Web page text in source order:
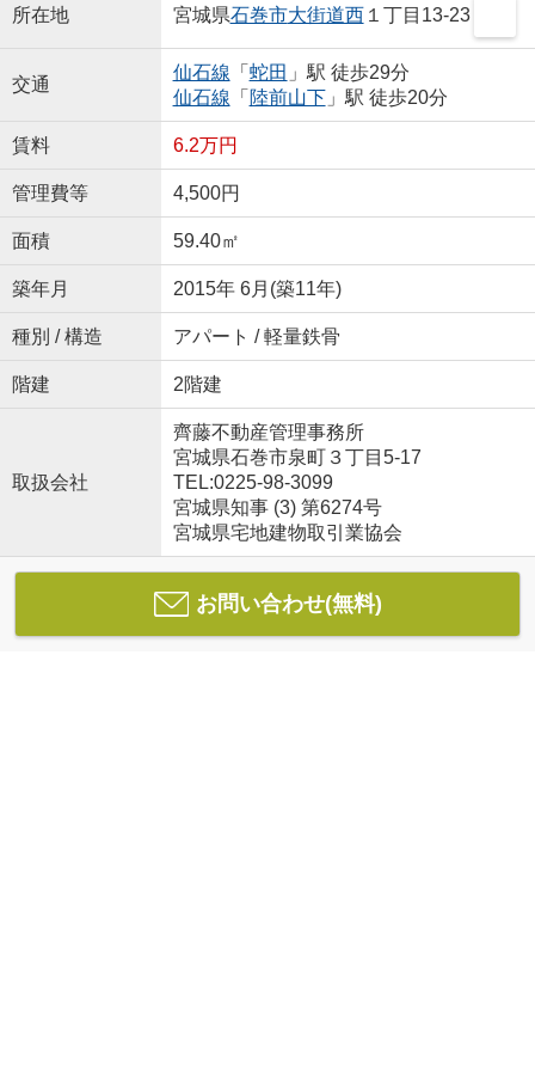
所在地 宮城県石巻市大街道西１丁目13-23
交通
仙石線 「 蛇田 」駅 徒歩29分
仙石線 「 陸前山下」駅 徒歩20分
賃料 6.2万円
管理費等 4,500円
面積 59.40㎡
築年月 2015年 6月(築11年)
種別 / 構造 アパート / 軽量鉄骨
階建 2階建
取扱会社
齊藤不動産管理事務所
宮城県石巻市泉町３丁目5-17
TEL:0225-98-3099
宮城県知事 (3) 第6274号
宮城県宅地建物取引業協会
お問い合わせ(無料)